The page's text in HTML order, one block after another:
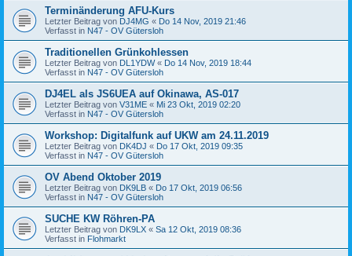
Terminänderung AFU-Kurs
Letzter Beitrag von DJ4MG « Do 14 Nov, 2019 21:46
Verfasst in N47 - OV Gütersloh
Traditionellen Grünkohlessen
Letzter Beitrag von DL1YDW« Do 14 Nov, 2019 18:44
Verfasst in N47 - OV Gütersloh
DJ4EL als JS6UEA auf Okinawa, AS-017
Letzter Beitrag von V31ME « Mi 23 Okt, 2019 02:20
Verfasst in N47 - OV Gütersloh
Workshop: Digitalfunk auf UKW am 24.11.2019
Letzter Beitrag von DK4DJ « Do 17 Okt, 2019 09:35
Verfasst in N47 - OV Gütersloh
OV Abend Oktober 2019
Letzter Beitrag von DK9LB « Do 17 Okt, 2019 06:56
Verfasst in N47 - OV Gütersloh
SUCHE KW Röhren-PA
Letzter Beitrag von DK9LX « Sa 12 Okt, 2019 08:36
Verfasst in Flohmarkt